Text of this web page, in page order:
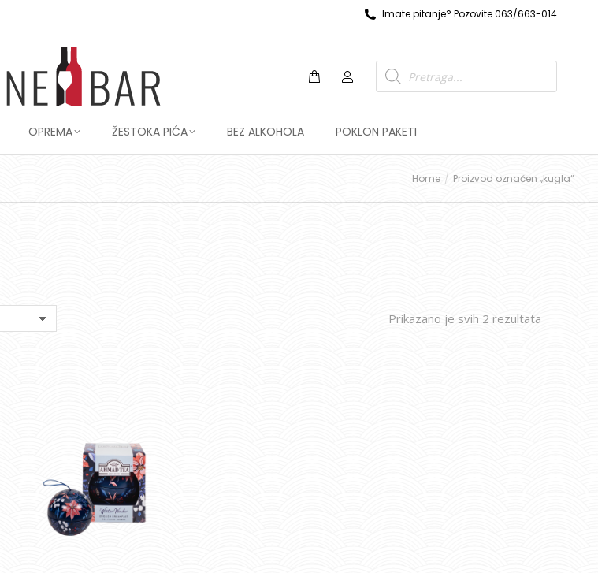
Imate pitanje? Pozovite 063/663-014
OPREMA ŽESTOKA PIĆA BEZ ALKOHOLA POKLON PAKETI
Home Proizvod označen „kugla“
Prikazano je svih 2 rezultata